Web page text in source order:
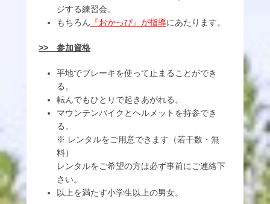
ジする練習会。
もちろん 『おかっぴ』が指導にあたります。
>> 参加資格
平地でブレーキを使って止まることができ
る。
転んでもひとりで起きあがれる。
マウンテンバイクとヘルメットを持参でき
る。
※ レンタルをご用意できます（若干数・無
料）
レンタルをご希望の方は必ず事前にご連絡下
さい。
以上を満たす小学生以上の男女。